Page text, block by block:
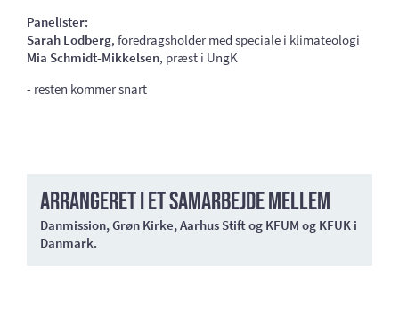
Panelister:
Sarah Lodberg, foredragsholder med speciale i klimateologi
Mia Schmidt-Mikkelsen, præst i UngK
- resten kommer snart
Arrangeret i et samarbejde mellem
Danmission, Grøn Kirke, Aarhus Stift og KFUM og KFUK i
Danmark.